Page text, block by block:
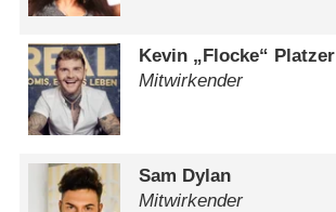
Kevin „Flocke“ Platzer
Mitwirkender
Sam Dylan
Mitwirkender